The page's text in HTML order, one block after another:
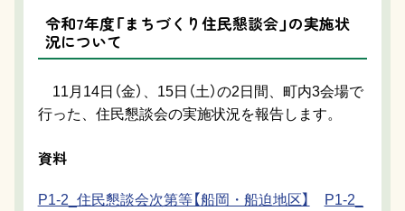
令和7年度「まちづくり住民懇談会」の実施状
況について
11月14日（金）、15日（土）の2日間、町内3会場で
行った、住民懇談会の実施状況を報告します。
資料
P1-2_住民懇談会次第等【船岡・船迫地区】
P1-2_